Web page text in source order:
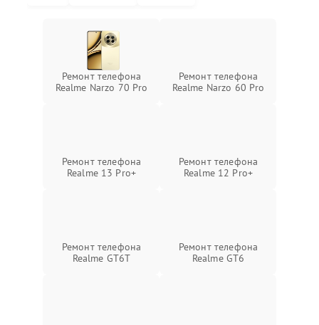
Ремонт телефона
Realme Narzo 70 Pro
Ремонт телефона
Realme Narzo 60 Pro
Ремонт телефона
Realme 13 Pro+
Ремонт телефона
Realme 12 Pro+
Ремонт телефона
Realme GT6T
Ремонт телефона
Realme GT6